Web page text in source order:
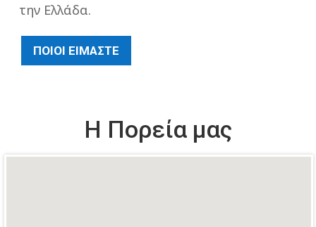
την Ελλάδα.
ΠΟΙΟΙ ΕΙΜΑΣΤΕ
Η Πορεία μας